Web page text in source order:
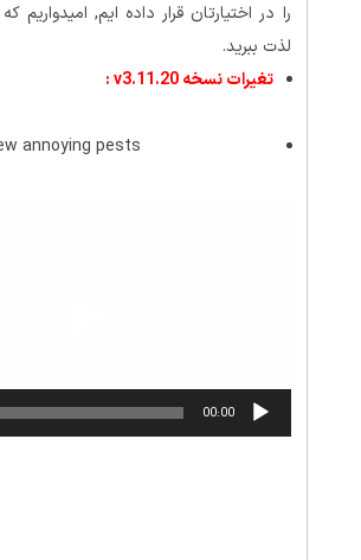
را در اختیارتان قرار داده ایم, امیدواریم
لذت ببرید.
تغیرات نسخه v3.11.20 :
annoying pests
00:00